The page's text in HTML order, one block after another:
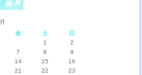
金 土
日
1
2
7 8
9
14 15
16
21 22
23